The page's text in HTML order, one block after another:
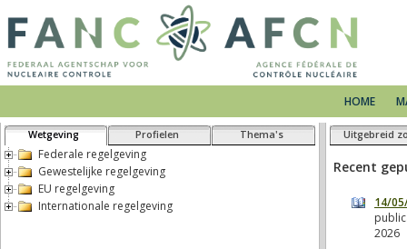
HOME
Wetgeving Profielen Thema's
Federale regelgeving
Gewestelijke regelgeving
EU regelgeving
Internationale regelgeving
Uitgebreid